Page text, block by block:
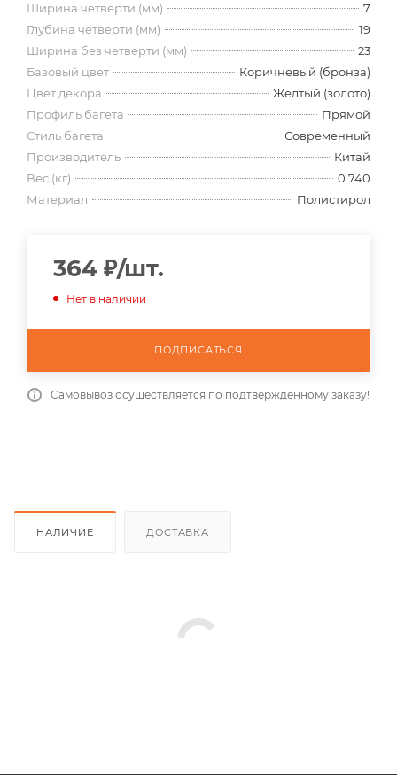
Ширина четверти (мм)
7
Глубина четверти (мм)
19
Ширина без четверти (мм)
23
Базовый цвет
Коричневый (бронза)
Цвет декора
Желтый (золото)
Профиль багета
Прямой
Стиль багета
Современный
Производитель
Китай
Вес (кг)
0.740
Материал
Полистирол
364 ₽/шт.
Нет в наличии
ПОДПИСАТЬСЯ
Самовывоз осуществляется по подтвержденному заказу!
НАЛИЧИЕ ДОСТАВКА